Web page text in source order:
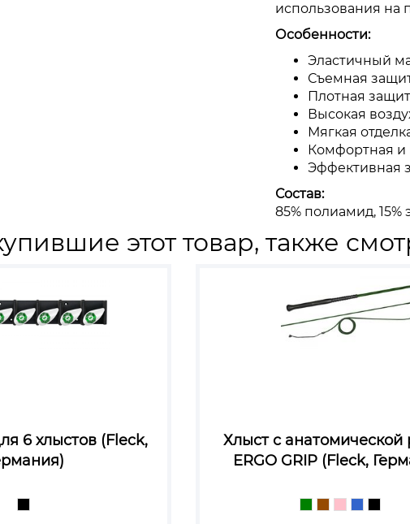
использования на
Особенности:
Эластичный
Съемная
Плотная
Высокая
Мягкая
Комфортная и
Эффективная
Состав:
85% полиамид, 15%
этот товар, также
6 хлыстов (Fleck,
Хлыст с анатомической
ERGO GRIP (Fleck,